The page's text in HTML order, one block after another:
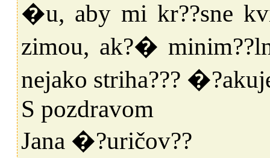
�u, aby mi kr??sne
zimou, ak?�
nejako striha???
S pozdravom
Jana �?uričov??